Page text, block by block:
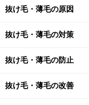
元気な子ども。この時
幼稚園～小学生のこ
で、宿題の悩みこ
ありませんでした。
抜け毛・薄毛の原因
抜け毛・薄毛の対策
抜け毛・薄毛の防止
抜け毛・薄毛の改善